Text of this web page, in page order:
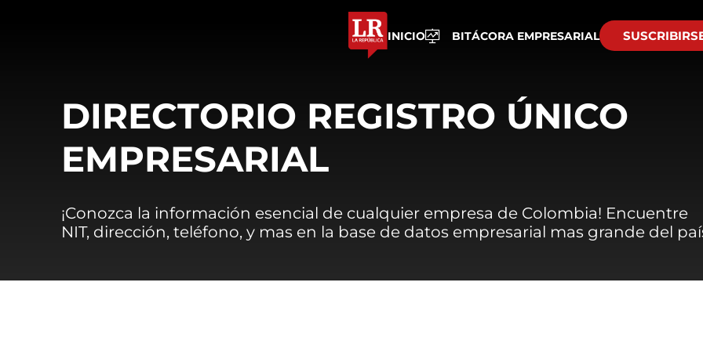
INICIO BITÁCORA EMPRESARIAL
DIRECTORIO REGISTRO ÚNICO
EMPRESARIAL
¡Conozca la información esencial de cualquier empresa de Colombia! Encuentre
NIT, dirección, teléfono, y mas en la base de datos empresarial mas grande del